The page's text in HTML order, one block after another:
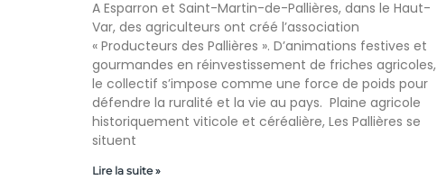
A Esparron et Saint-Martin-de-Pallières, dans le Haut-
Var, des agriculteurs ont créé l’association
« Producteurs des Pallières ». D’animations festives et
gourmandes en réinvestissement de friches agricoles,
le collectif s’impose comme une force de poids pour
défendre la ruralité et la vie au pays. Plaine agricole
historiquement viticole et céréalière, Les Pallières se
situent
Lire la suite »